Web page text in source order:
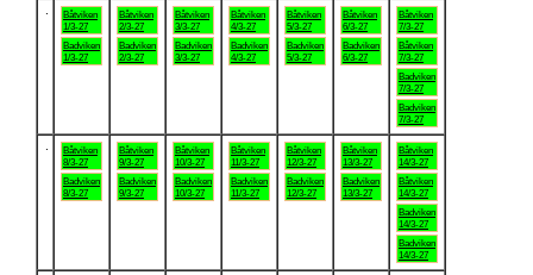
Båtviken
1/3-27
Badviken
1/3-27
Båtviken
2/3-27
Badviken
2/3-27
Båtviken
3/3-27
Badviken
3/3-27
Båtviken
4/3-27
Badviken
4/3-27
Båtviken
5/3-27
Badviken
5/3-27
Båtviken
6/3-27
Badviken
6/3-27
Båtviken
7/3-27
Båtviken
7/3-27
Badviken
7/3-27
Badviken
7/3-27
Båtviken
8/3-27
Badviken
8/3-27
Båtviken
9/3-27
Badviken
9/3-27
Båtviken
10/3-27
Badviken
10/3-27
Båtviken
11/3-27
Badviken
11/3-27
Båtviken
12/3-27
Badviken
12/3-27
Båtviken
13/3-27
Badviken
13/3-27
Båtviken
14/3-27
Båtviken
14/3-27
Badviken
14/3-27
Badviken
14/3-27